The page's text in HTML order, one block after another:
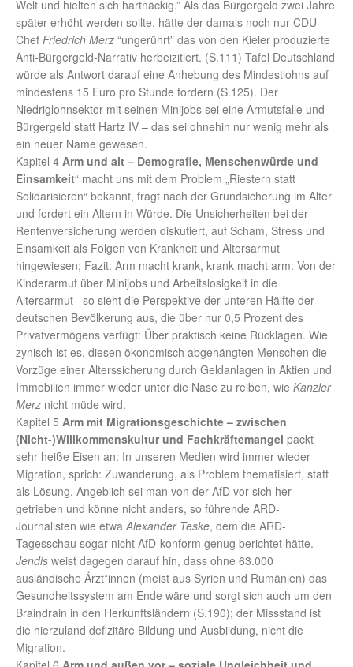
Welt und hielten sich hartnäckig.” Als das Bürgergeld zwei Jahre
später erhöht werden sollte, hätte der damals noch nur CDU-
Chef Friedrich Merz “ungerührt” das von den Kieler produzierte
Anti-Bürgergeld-Narrativ herbeizitiert. (S.111) Tafel Deutschland
würde als Antwort darauf eine Anhebung des Mindestlohns auf
mindestens 15 Euro pro Stunde fordern (S.125). Der
Niedriglohnsektor mit seinen Minijobs sei eine Armutsfalle und
Bürgergeld statt Hartz IV – das sei ohnehin nur wenig mehr als
ein neuer Name gewesen.
Kapitel 4 Arm und alt – Demografie, Menschenwürde und
Einsamkeit“ macht uns mit dem Problem „Riestern statt
Solidarisieren“ bekannt, fragt nach der Grundsicherung im Alter
und fordert ein Altern in Würde. Die Unsicherheiten bei der
Rentenversicherung werden diskutiert, auf Scham, Stress und
Einsamkeit als Folgen von Krankheit und Altersarmut
hingewiesen; Fazit: Arm macht krank, krank macht arm: Von der
Kinderarmut über Minijobs und Arbeitslosigkeit in die
Altersarmut –so sieht die Perspektive der unteren Hälfte der
deutschen Bevölkerung aus, die über nur 0,5 Prozent des
Privatvermögens verfügt: Über praktisch keine Rücklagen. Wie
zynisch ist es, diesen ökonomisch abgehängten Menschen die
Vorzüge einer Alterssicherung durch Geldanlagen in Aktien und
Immobilien immer wieder unter die Nase zu reiben, wie Kanzler
Merz nicht müde wird.
Kapitel 5 Arm mit Migrationsgeschichte – zwischen
(Nicht-)Willkommenskultur und Fachkräftemangel packt
sehr heiße Eisen an: In unseren Medien wird immer wieder
Migration, sprich: Zuwanderung, als Problem thematisiert, statt
als Lösung. Angeblich sei man von der AfD vor sich her
getrieben und könne nicht anders, so führende ARD-
Journalisten wie etwaAlexander Teske, dem die ARD-
Tagesschau sogar nicht AfD-konform genug berichtet hätte.
Jendis weist dagegen darauf hin, dass ohne 63.000
ausländische Ärzt*innen (meist aus Syrien und Rumänien) das
Gesundheitssystem am Ende wäre und sorgt sich auch um den
Braindrain in den Herkunftsländern (S.190); der Missstand ist
die hierzuland defizitäre Bildung und Ausbildung, nicht die
Migration.